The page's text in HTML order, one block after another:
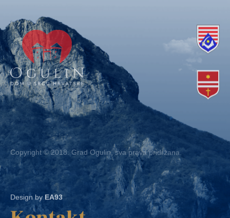
Copyright © 2018. Grad Ogulin, sva prava pridržana.
Design by EA93
Kontakt